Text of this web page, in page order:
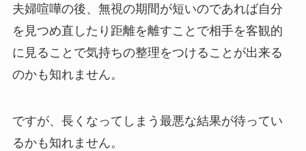
夫婦喧嘩の後、無視の期間が短いのであれば自分
を見つめ直したり距離を離すことで相手を客観的
に見ることで気持ちの整理をつけることが出来る
のかも知れません。
ですが、長くなってしまう最悪な結果が待ってい
るかも知れません。